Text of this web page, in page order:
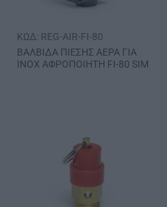
ΚΩΔ: REG-AIR-FI-80
ΒΑΛΒΙΔΑ ΠΙΕΣΗΣ ΑΕΡΑ ΓΙΑ
INOX ΑΦΡΟΠΟΙΗΤΗ FΙ-80 SΙΜ